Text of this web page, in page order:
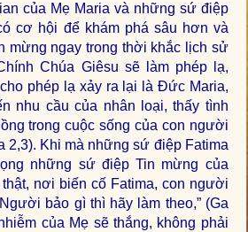
của Mẹ Maria và những sứ điệp
cơ hội để khám phá sâu hơn và
mừng ngay trong thời khắc lịch sử
Chúa Giêsu sẽ làm phép lạ,
phép lạ xảy ra lại là Đức Maria,
nhu cầu của nhân loại, thấy tình
trong cuộc sống của con người
2,3). Khi mà những sứ điệp Fatima
những sứ điệp Tin mừng của
nơi biến cố Fatima, con người
bảo gì thì hãy làm theo,” (Ga
của Mẹ sẽ thắng, không phải